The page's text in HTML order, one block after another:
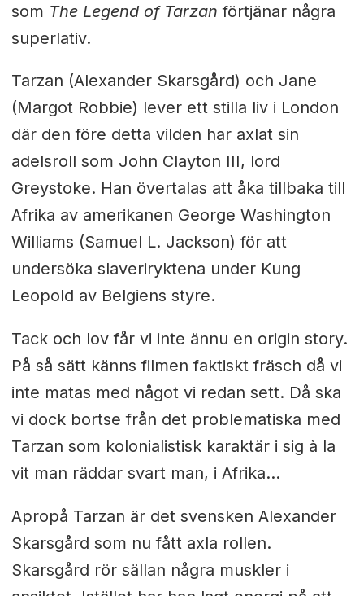
som The Legend of Tarzan förtjänar några
superlativ.
Tarzan (Alexander Skarsgård) och Jane
(Margot Robbie) lever ett stilla liv i London
där den före detta vilden har axlat sin
adelsroll som John Clayton III, lord
Greystoke. Han övertalas att åka tillbaka till
Afrika av amerikanen George Washington
Williams (Samuel L. Jackson) för att
undersöka slaveriryktena under Kung
Leopold av Belgiens styre.
Tack och lov får vi inte ännu en origin story.
På så sätt känns filmen faktiskt fräsch då vi
inte matas med något vi redan sett. Då ska
vi dock bortse från det problematiska med
Tarzan som kolonialistisk karaktär i sig à la
vit man räddar svart man, i Afrika…
Apropå Tarzan är det svensken Alexander
Skarsgård som nu fått axla rollen.
Skarsgård rör sällan några muskler i